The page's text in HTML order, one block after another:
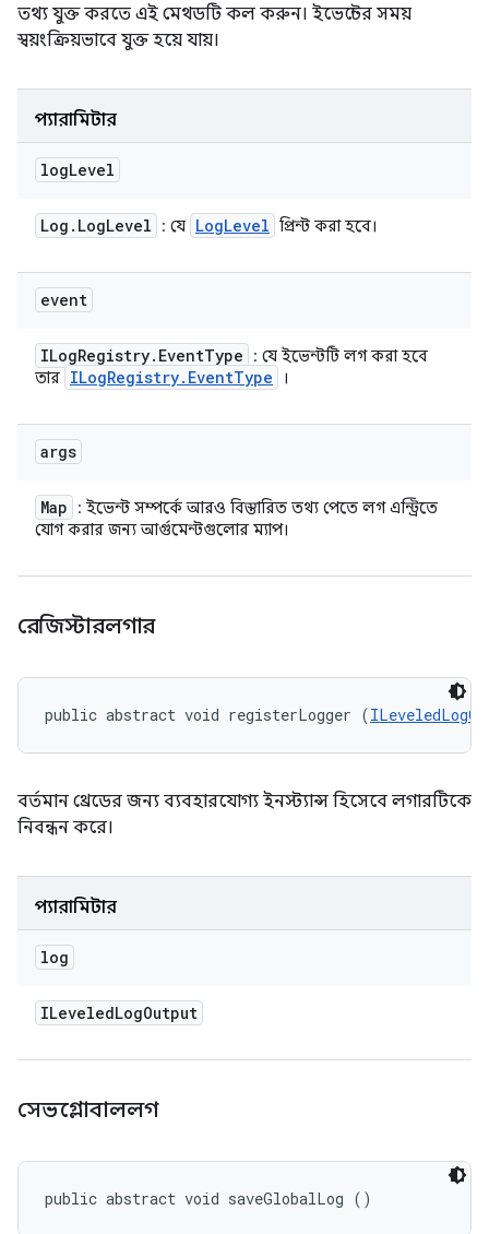
তথ্য যুক্ত করতে এই মেথডটি কল করুন। ইভেন্টের সময়
স্বয়ংক্রিয়ভাবে যুক্ত হয়ে যায়।
প্যারামিটার
logLevel
Log . LogLevel : যে LogLevel প্রিন্ট করা হবে।
event
ILogRegistry. EventType
: যে ইভেন্টটি লগ করা হবে
তার ILogRegistry. EventType ।
args
Map
: ইভেন্ট সম্পর্কে আরও বিস্তারিত তথ্য পেতে লগ এন্ট্রিতে
যোগ করার জন্য আর্গুমেন্টগুলোর ম্যাপ।
রেজিস্টারলগার
public abstract void registerLogger (
বর্তমান থ্রেডের জন্য ব্যবহারযোগ্য ইনস্ট্যান্স হিসেবে লগারটিকে
নিবন্ধন করে।
প্যারামিটার
log
ILeveledLogOutput
সেভগ্লোবাললগ
public abstract void saveGlobalLog ()